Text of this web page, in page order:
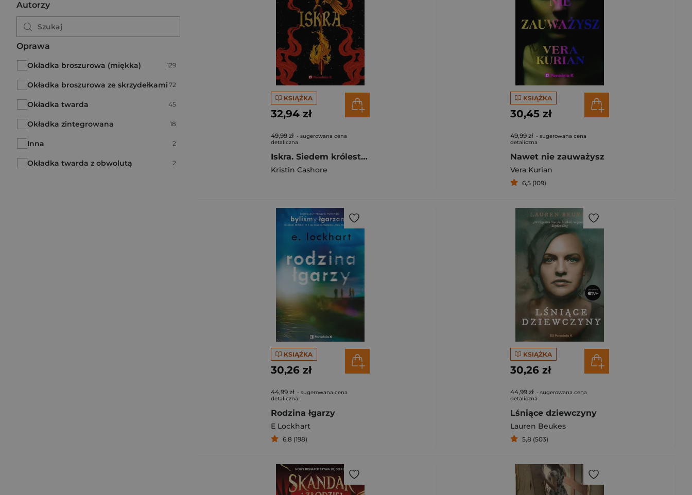
Autorzy
Oprawa
Okładka broszurowa (miękka) Liczba pozycji:
129
Okładka broszurowa ze skrzydełkami Liczba pozycji:
72
Okładka twarda Liczba pozycji:
45
Okładka zintegrowana Liczba pozycji:
18
Inna Liczba pozycji:
2
Okładka twarda z obwolutą Liczba pozycji:
2
KSIĄŻKA
32,94 zł
49,99 zł - sugerowana cena
detaliczna
Iskra. Siedem królestw. Tom 2
Kristin Cashore
KSIĄŻKA
30,45 zł
49,99 zł - sugerowana cena
detaliczna
Nawet nie zauważysz
Vera Kurian
6,5 (109)
KSIĄŻKA
30,26 zł
44,99 zł - sugerowana cena
detaliczna
Rodzina łgarzy
E Lockhart
6,8 (198)
KSIĄŻKA
30,26 zł
44,99 zł - sugerowana cena
detaliczna
Lśniące dziewczyny
Lauren Beukes
5,8 (503)